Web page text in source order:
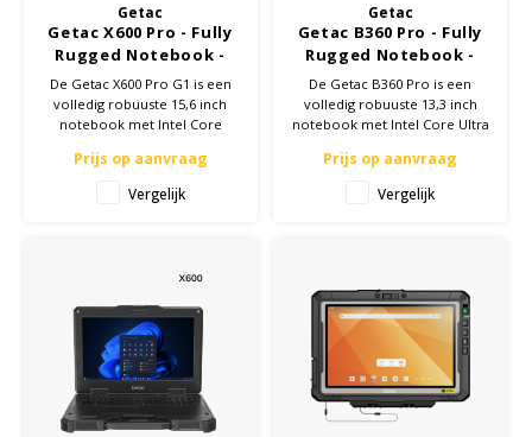
Getac
Getac X600 Pro - Fully
Rugged Notebook -
15,6 inch -
Configuratie op maat
De Getac X600 Pro G1 is een
volledig robuuste 15,6 inch
notebook met Intel Core
multimedia bay. Optioneel
NVIDIA Quadro RTX3000.
Prijs op aanvraag
Vergelijk
Getac
Getac B360 Pro - Fully
Rugged Notebook -
13,3 inch -
Configuratie op maat
De Getac B360 Pro is een
volledig robuuste 13,3 inch
notebook met Intel Core Ultra
ondersteuning. IP66 en MIL-
STD-810H gecertificeerd.
Prijs op aanvraag
Vergelijk